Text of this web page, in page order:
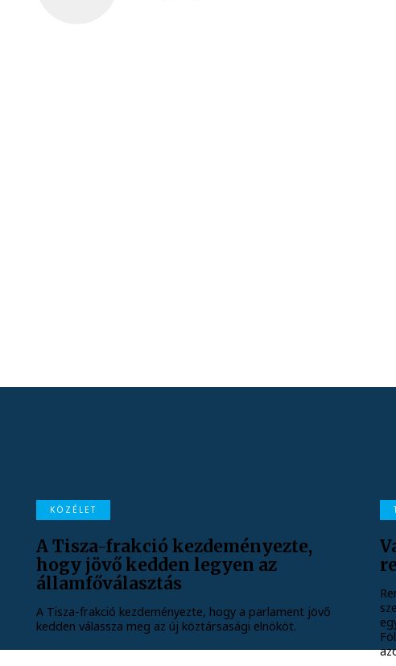
KÖZÉLET
A Tisza-frakció kezdeményezte,
hogy jövő kedden legyen az
államfőválasztás
A Tisza-frakció kezdeményezte, hogy a parlament jövő
kedden válassza meg az új köztársasági elnököt.